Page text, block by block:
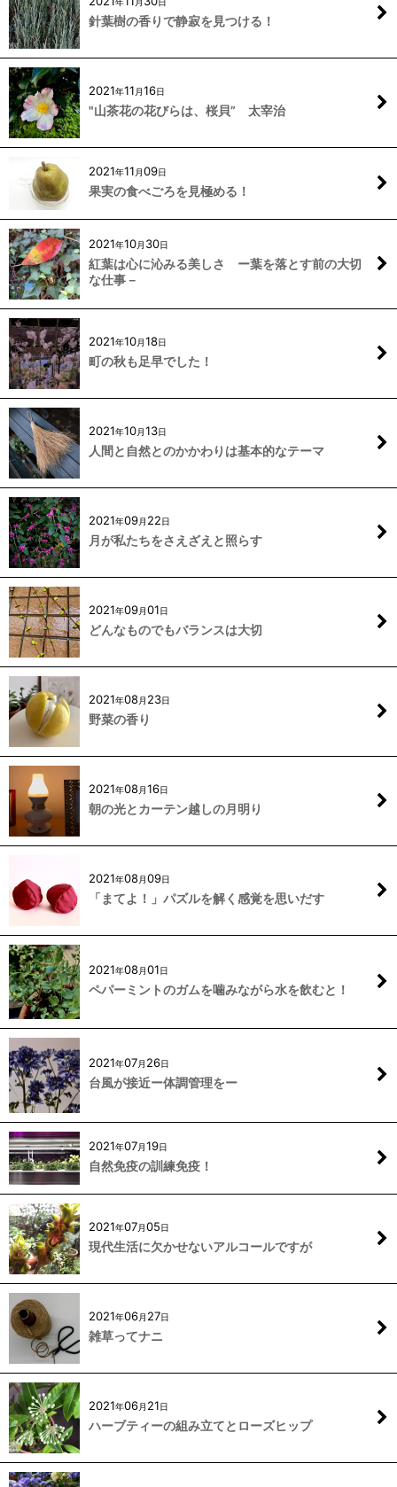
針葉樹の香りで静寂を見つける！
2021年11 月16日
"山茶花の花びらは、桜貝” 太宰治
2021年11 月09日
果実の食べごろを見極める！
2021年10月 30日
紅葉は心に沁みる美しさ ー葉を落とす前の大切
な仕事－
2021年10月18日
町の秋も足早でした！
2021年10月13日
人間と自然とのかかわりは基本的なテーマ
2021年09月 22日
月が私たちをさえざえと照らす
2021年09月01日
どんなものでもバランスは大切
2021年08月 23日
野菜の香り
2021年08月16日
朝の光とカーテン越しの月明り
2021年08月09日
「まてよ！」パズルを解く感覚を思いだす
2021年08月01日
ペパーミントのガムを噛みながら水を飲むと！
2021年07月 26日
台風が接近ー体調管理をー
2021年07月19日
自然免疫の訓練免疫！
2021年07月05日
現代生活に欠かせないアルコールですが
2021年06月 27日
雑草ってナニ
2021年06月 21日
ハーブティーの組み立てとローズヒップ